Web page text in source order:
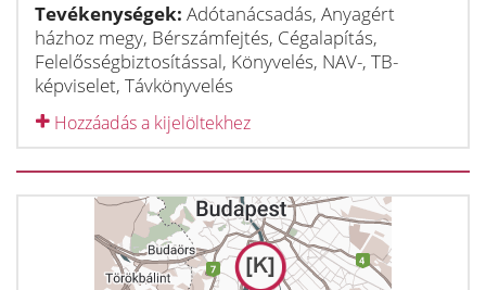
Tevékenységek: Adótanácsadás, Anyagért
házhoz megy, Bérszámfejtés, Cégalapítás,
Felelősségbiztosítással, Könyvelés, NAV-, TB-
képviselet, Távkönyvelés
Hozzáadás a kijelöltekhez